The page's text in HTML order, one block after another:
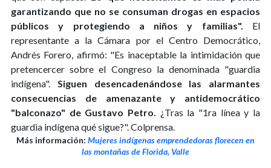
garantizando que no se consuman drogas en espacios
públicos y protegiendo a niños y familias". El
representante a la Cámara por el Centro Democrático,
Andrés Forero, afirmó: "Es inaceptable la intimidación que
pretencercer sobre el Congreso la denominada "guardia
indígena". Siguen desencadenándose las alarmantes
consecuencias de amenazante y antidemocrático
"balconazo" de Gustavo Petro. ¿Tras la "1ra línea y la
guardia indígena qué sigue?". Colprensa.
Más información: Mujeres indígenas emprendedoras florecen en
las montañas de Florida, Valle